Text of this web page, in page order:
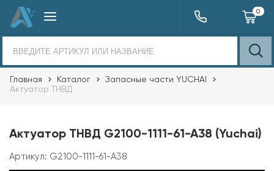
0
Главная Каталог
Запасные части YUCHAI
Актуатор ТНВД
Актуатор ТНВД G2100-1111-61-A38 (Yuchai)
Артикул: G2100-1111-61-A38